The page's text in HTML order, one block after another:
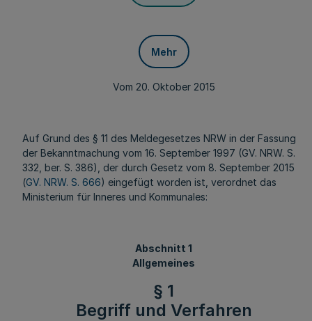
Mehr
Vom 20. Oktober 2015
Auf Grund des § 11 des Meldegesetzes NRW in der Fassung
der Bekanntmachung vom 16. September 1997 (GV. NRW. S.
332, ber. S. 386), der durch Gesetz vom 8. September 2015
(GV. NRW. S. 666) eingefügt worden ist, verordnet das
Ministerium für Inneres und Kommunales:
Abschnitt 1
Allgemeines
§ 1
Begriff und Verfahren